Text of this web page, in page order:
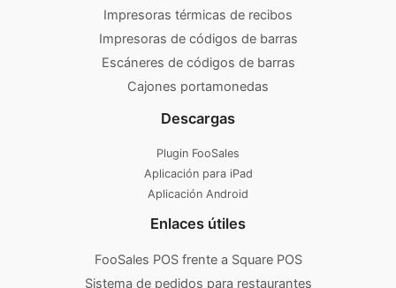
Impresoras térmicas de recibos
Impresoras de códigos de barras
Escáneres de códigos de barras
Cajones portamonedas
Descargas
Plugin FooSales
Aplicación para iPad
Aplicación Android
Enlaces útiles
FooSales POS frente a Square POS
Sistema de pedidos para restaurantes